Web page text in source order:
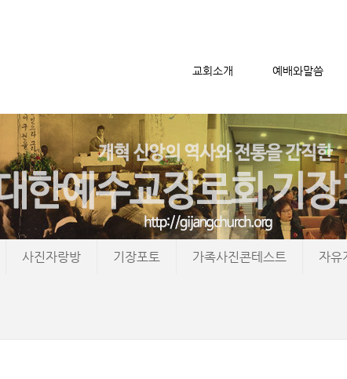
교회소개 예배와말씀
메뉴 건너뛰기
사진자랑방 기장포토 가족사진콘테스트 자유